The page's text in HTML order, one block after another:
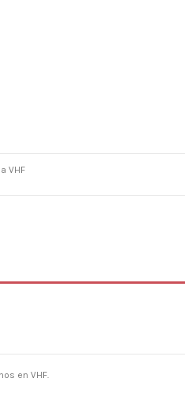
VHF
en VHF.